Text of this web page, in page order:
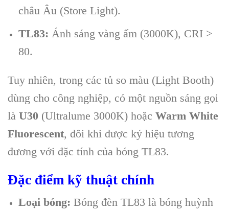
châu Âu (Store Light).
TL83: Ánh sáng vàng ấm (3000K), CRI >
80.
Tuy nhiên, trong các tủ so màu (Light Booth)
dùng cho công nghiệp, có một nguồn sáng gọi
là U30 (Ultralume 3000K) hoặc Warm White
Fluorescent, đôi khi được ký hiệu tương
đương với đặc tính của bóng TL83.
Đặc điểm kỹ thuật chính
Loại bóng: Bóng đèn TL83 là bóng huỳnh